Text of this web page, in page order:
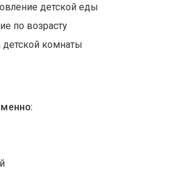
детской еды
по возрасту
детской комнаты